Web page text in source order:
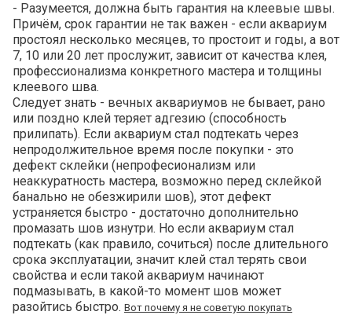
- Разумеется, должна быть гарантия на клеевые швы.
Причём, срок гарантии не так важен - если аквариум
простоял несколько месяцев, то простоит и годы, а вот
7, 10 или 20 лет прослужит, зависит от качества клея,
профессионализма конкретного мастера и толщины
клеевого шва.
Следует знать - вечных аквариумов не бывает, рано
или поздно клей теряет адгезию (способность
прилипать). Если аквариум стал подтекать через
непродолжительное время после покупки - это
дефект склейки (непрофесионализм или
неаккуратность мастера, возможно перед склейкой
банально не обезжирили шов), этот дефект
устраняется быстро - достаточно дополнительно
промазать шов изнутри. Но если аквариум стал
подтекать (как правило, сочиться) после длительного
срока эксплуатации, значит клей стал терять свои
свойства и если такой аквариум начинают
подмазывать, в какой-то момент шов может
разойтись быстро. Вот почему я не советую покупать